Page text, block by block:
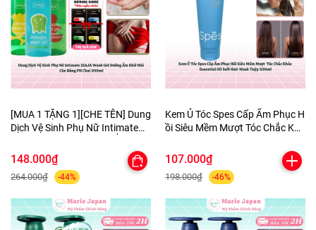
[MUA 1 TẶNG 1][CHE TÊN] Dung
Dịch Vệ Sinh Phụ Nữ Intimate
KhửMùi CânBằng PH Chai
200ml-TẶNG 1MASK
148.000₫
264.000₫ -44%
Kem Ủ Tóc Spes Cấp Ẩm Phục H
ồi Siêu Mềm Mượt Tóc Chắc Khỏ
ýp 200ml
107.000₫
198.000₫ -46%